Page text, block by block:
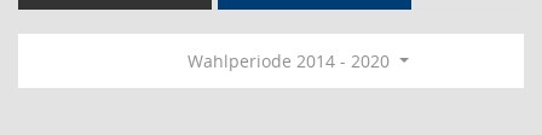
Wahlperiode 2014 - 2020